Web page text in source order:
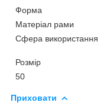
Форма
Матеріал рами
Сфера використання
Розмір
50
Приховати